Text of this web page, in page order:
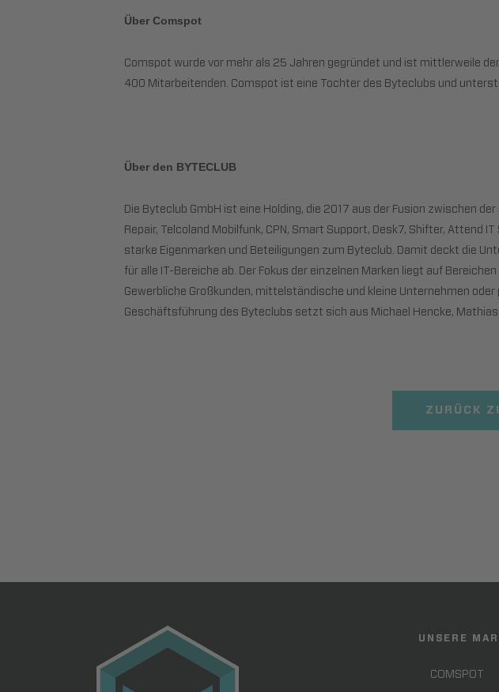
Über Comspot
Comspot wurde vor mehr als 25 Jahren gegründet und ist mittlerweile
400 Mitarbeitenden. Comspot ist eine Tochter des Byteclubs und
Über den BYTECLUB
Die Byteclub GmbH ist eine Holding, die 2017 aus der Fusion zwischen
Repair, Telcoland Mobilfunk, CPN, Smart Support, Desk7, Shifter,
starke Eigenmarken und Beteiligungen zum Byteclub. Damit deckt die
für alle IT-Bereiche ab. Der Fokus der einzelnen Marken liegt auf
Gewerbliche Großkunden, mittelständische und kleine Unternehmen
Geschäftsführung des Byteclubs setzt sich aus Michael Hencke,
ZURÜCK
UNSERE
COMSPOT